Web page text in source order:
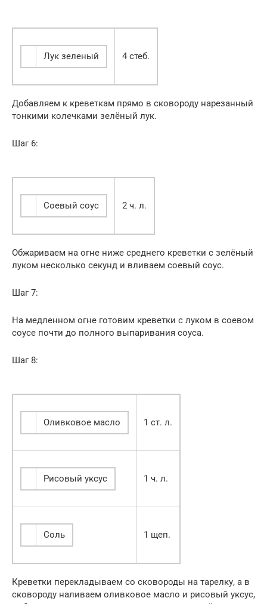
Лук зеленый 4 стеб.
Добавляем к креветкам прямо в сковороду нарезанный
тонкими колечками зелёный лук.
Шаг 6:
Соевый соус 2 ч. л.
Обжариваем на огне ниже среднего креветки с зелёный
луком несколько секунд и вливаем соевый соус.
Шаг 7:
На медленном огне готовим креветки с луком в соевом
соусе почти до полного выпаривания соуса.
Шаг 8:
Оливковое масло 1 ст. л.
Рисовый уксус 1 ч. л.
Соль 1 щеп.
Креветки перекладываем со сковороды на тарелку, а в
сковороду наливаем оливковое масло и рисовый уксус,